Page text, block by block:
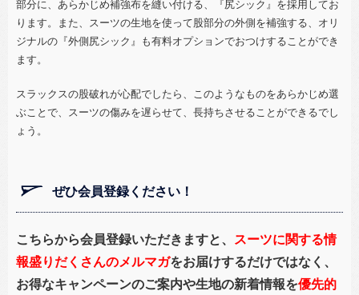
部分に、あらかじめ補強布を縫い付ける、『尻シック』を採用してお
ります。また、スーツの生地を使って股部分の外側を補強する、オリ
ジナルの『外側尻シック』も有料オプションでおつけすることができ
ます。
スラックスの股破れが心配でしたら、このようなものをあらかじめ選
ぶことで、スーツの傷みを遅らせて、長持ちさせることができるでし
ょう。
ぜひ会員登録ください！
こちらから会員登録いただきますと、
スーツに関する情
報盛りだくさんのメルマガをお届けするだけではなく、
お得なキャンペーンのご案内や生地の新着情報を優先的